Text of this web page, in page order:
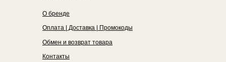
О бренде
Оплата | Доставка | Промокоды
Обмен и возврат товара
Контакты